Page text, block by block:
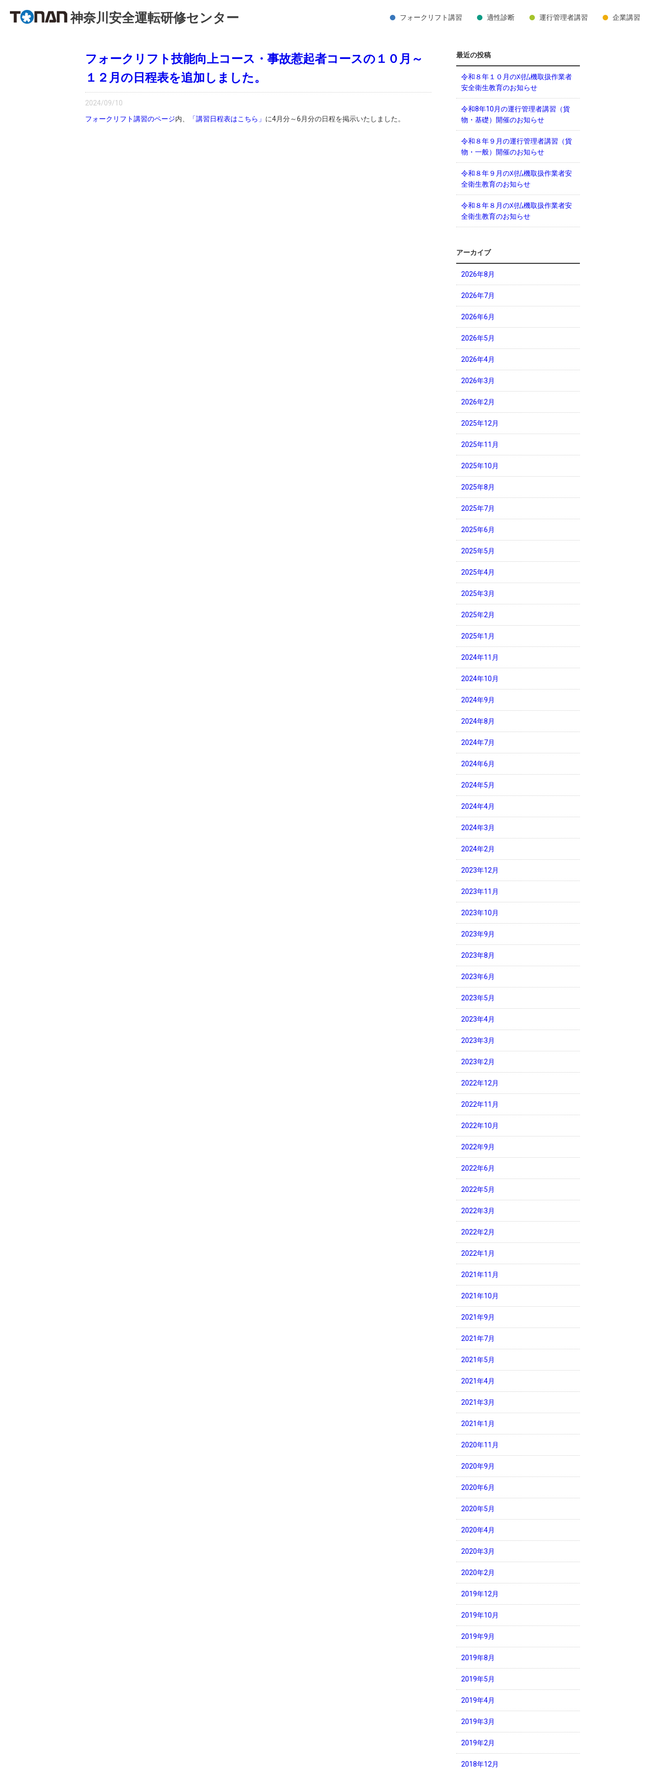
神奈川安全運転研修センター フォークリフト講習 適性診断 運行管理者講習 企業講習
フォークリフト技能向上コース・事故惹起者コースの１０月～
１２月の日程表を追加しました。
2024/09/10
フォークリフト講習のページ内、 「講習日程表はこちら」 に4月分～6月分の日程を掲示いたしました。
最近の投稿
令和８年１０月の刈払機取扱作業者
安全衛生教育のお知らせ
令和8年10月の運行管理者講習（貨
物・基礎）開催のお知らせ
令和８年９月の運行管理者講習（貨
物・一般）開催のお知らせ
令和８年９月の刈払機取扱作業者安
全衛生教育のお知らせ
令和８年８月の刈払機取扱作業者安
全衛生教育のお知らせ
アーカイブ
2026年8月
2026年7月
2026年6月
2026年5月
2026年4月
2026年3月
2026年2月
2025年12月
2025年11月
2025年10月
2025年8月
2025年7月
2025年6月
2025年5月
2025年4月
2025年3月
2025年2月
2025年1月
2024年11月
2024年10月
2024年9月
2024年8月
2024年7月
2024年6月
2024年5月
2024年4月
2024年3月
2024年2月
2023年12月
2023年11月
2023年10月
2023年9月
2023年8月
2023年6月
2023年5月
2023年4月
2023年3月
2023年2月
2022年12月
2022年11月
2022年10月
2022年9月
2022年6月
2022年5月
2022年3月
2022年2月
2022年1月
2021年11月
2021年10月
2021年9月
2021年7月
2021年5月
2021年4月
2021年3月
2021年1月
2020年11月
2020年9月
2020年6月
2020年5月
2020年4月
2020年3月
2020年2月
2019年12月
2019年10月
2019年9月
2019年8月
2019年5月
2019年4月
2019年3月
2019年2月
2018年12月